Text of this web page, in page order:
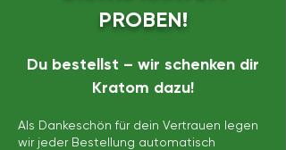
PROBEN!
Du bestellst – wir schenken dir
Kratom dazu!
Als Dankeschön für dein Vertrauen legen
wir jeder Bestellung automatisch